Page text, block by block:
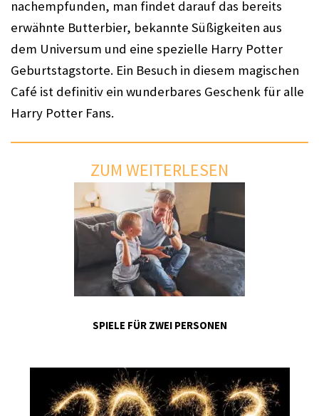
nachempfunden, man findet darauf das bereits
erwähnte Butterbier, bekannte Süßigkeiten aus
dem Universum und eine spezielle Harry Potter
Geburtstagstorte. Ein Besuch in diesem magischen
Café ist definitiv ein wunderbares Geschenk für alle
Harry Potter Fans.
ZUM WEITERLESEN
SPIELE FÜR ZWEI PERSONEN